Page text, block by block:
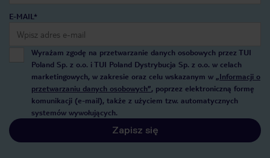
E-MAIL*
Wyrażam zgodę na przetwarzanie danych osobowych przez TUI
Poland Sp. z o.o. i TUI Poland Dystrybucja Sp. z o.o. w celach
marketingowych, w zakresie oraz celu wskazanym w „Informacji o
przetwarzaniu danych osobowych”, poprzez elektroniczną formę
komunikacji (e-mail), także z użyciem tzw. automatycznych
systemów wywołujących.
Zapisz się